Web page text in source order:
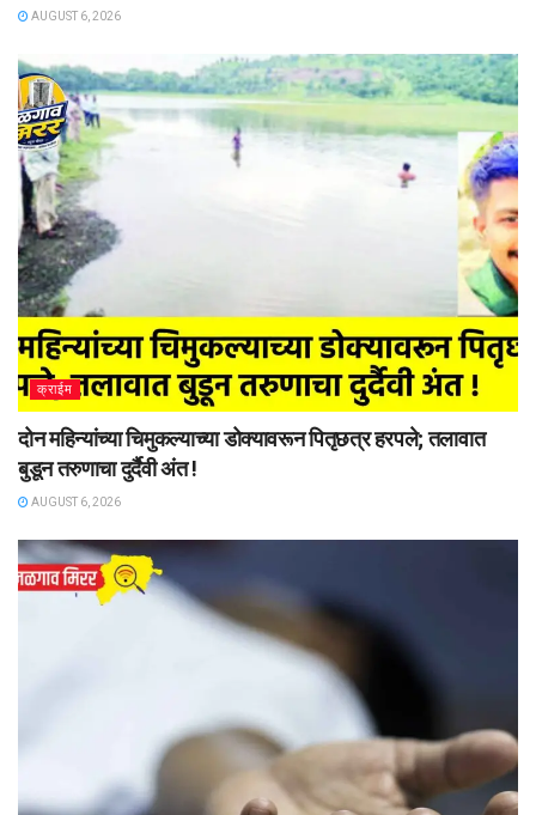
AUGUST 6, 2026
क्राईम
दोन महिन्यांच्या चिमुकल्याच्या डोक्यावरून पितृछत्र हरपले; तलावात
बुडून तरुणाचा दुर्दैवी अंत !
AUGUST 6, 2026